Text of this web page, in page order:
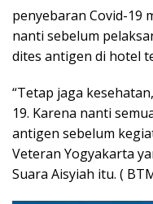
penyebaran Covid-19
nanti sebelum
dites antigen di hotel
“Tetap jaga
19. Karena nanti
antigen sebelum
Veteran Yogyakarta
Suara Aisyiah itu. (